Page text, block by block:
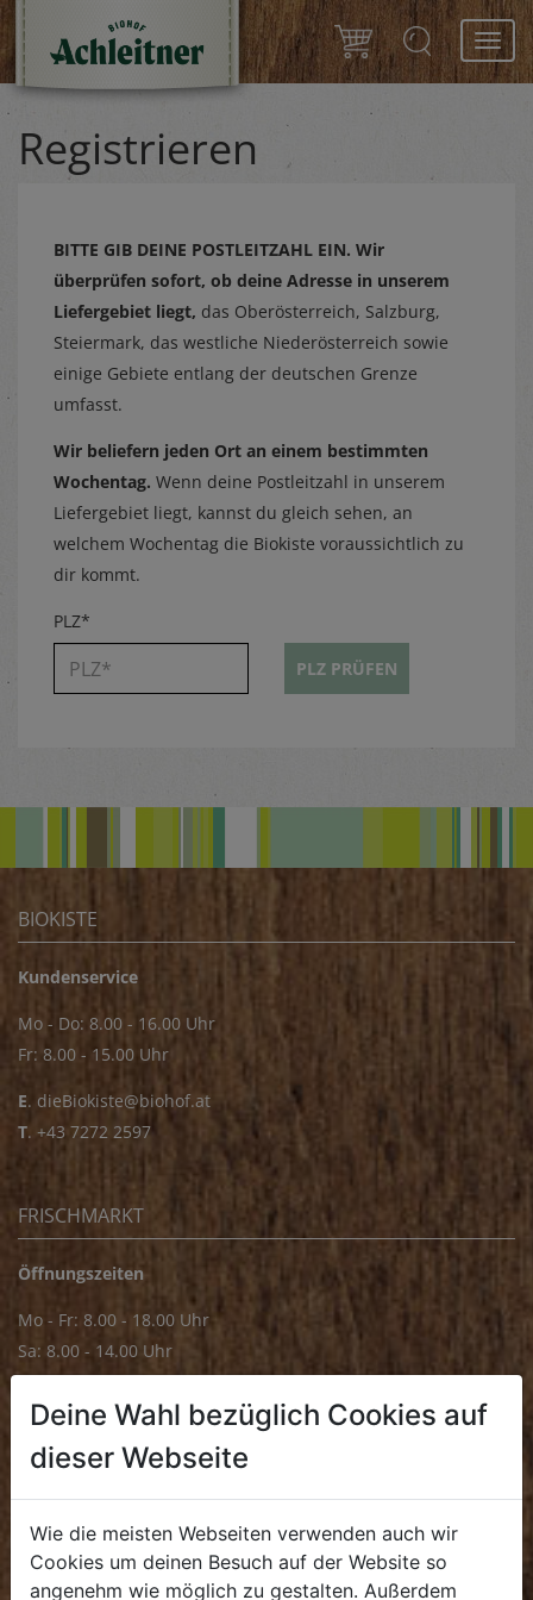
Registrieren
BITTE GIB DEINE POSTLEITZAHL EIN. Wir
überprüfen sofort, ob deine Adresse in unserem
Liefergebiet liegt, das Oberösterreich, Salzburg,
Steiermark, das westliche Niederösterreich sowie
einige Gebiete entlang der deutschen Grenze
umfasst.
Wir beliefern jeden Ort an einem bestimmten
Wochentag. Wenn deine Postleitzahl in unserem
Liefergebiet liegt, kannst du gleich sehen, an
welchem Wochentag die Biokiste voraussichtlich zu
dir kommt.
PLZ*
PLZ PRÜFEN
BIOKISTE
Kundenservice
Mo - Do: 8.00 - 16.00 Uhr
Fr: 8.00 - 15.00 Uhr
E. dieBiokiste@biohof.at
T. +43 7272 2597
FRISCHMARKT
Öffnungszeiten
Mo - Fr: 8.00 - 18.00 Uhr
Sa: 8.00 - 14.00 Uhr
Mo - Fr: 8.00 - 16.00 Uhr
. +43 7272 4859 70
Deine Wahl bezüglich Cookies auf
dieser Webseite
Wie die meisten Webseiten verwenden auch wir
Cookies um deinen Besuch auf der Website so
angenehm wie möglich zu gestalten. Außerdem